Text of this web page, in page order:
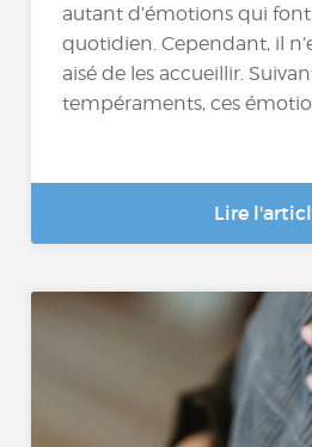
autant d’émotions qui
quotidien. Cependant, il
aisé de les accueillir.
tempéraments, ces
Lire